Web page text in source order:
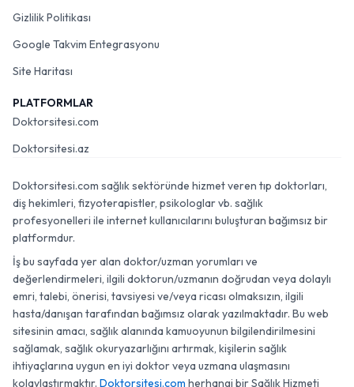
Gizlilik Politikası
Google Takvim Entegrasyonu
Site Haritası
PLATFORMLAR
Doktorsitesi.com
Doktorsitesi.az
Doktorsitesi.com sağlık sektöründe hizmet veren tıp doktorları,
diş hekimleri, fizyoterapistler, psikologlar vb. sağlık
profesyonelleri ile internet kullanıcılarını buluşturan bağımsız bir
platformdur.
İş bu sayfada yer alan doktor/uzman yorumları ve
değerlendirmeleri, ilgili doktorun/uzmanın doğrudan veya dolaylı
emri, talebi, önerisi, tavsiyesi ve/veya ricası olmaksızın, ilgili
hasta/danışan tarafından bağımsız olarak yazılmaktadır. Bu web
sitesinin amacı, sağlık alanında kamuoyunun bilgilendirilmesini
sağlamak, sağlık okuryazarlığını artırmak, kişilerin sağlık
ihtiyaçlarına uygun en iyi doktor veya uzmana ulaşmasını
kolaylaştırmaktır. Doktorsitesi.com herhangi bir Sağlık Hizmeti